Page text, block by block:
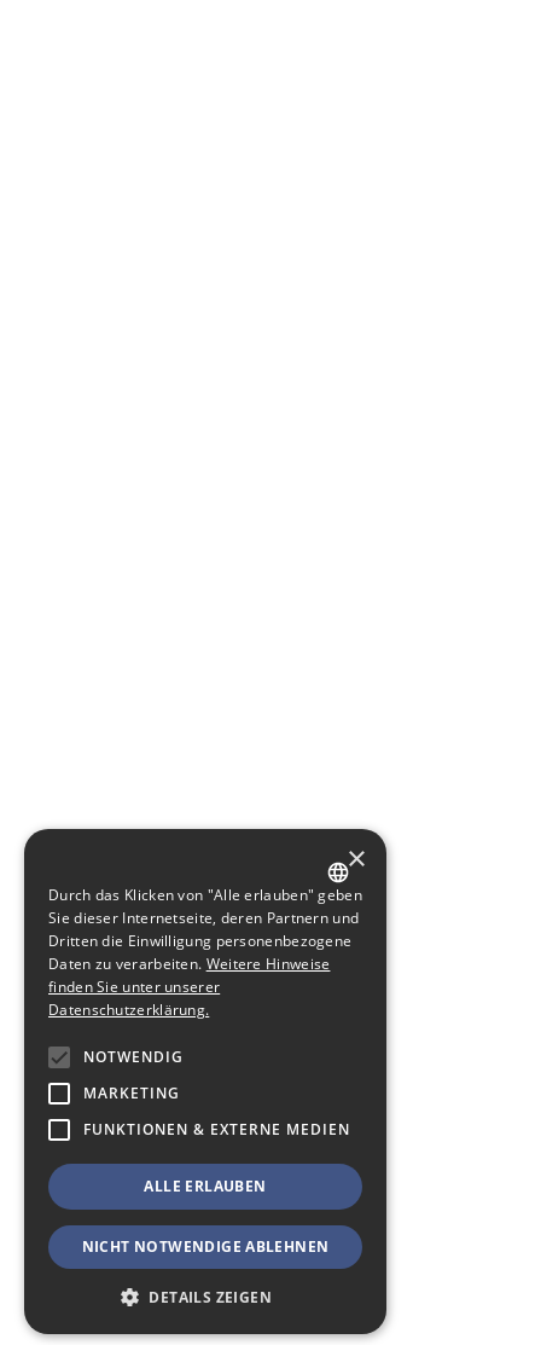
GERMAN
ENGLISH
×
Durch das Klicken von "Alle erlauben" geben
Sie dieser Internetseite, deren Partnern und
Dritten die Einwilligung personenbezogene
Daten zu verarbeiten. Weitere Hinweise
finden Sie unter unserer
Datenschutzerklärung.
NOTWENDIG
MARKETING
FUNKTIONEN & EXTERNE MEDIEN
ALLE ERLAUBEN
NICHT NOTWENDIGE ABLEHNEN
DETAILS ZEIGEN